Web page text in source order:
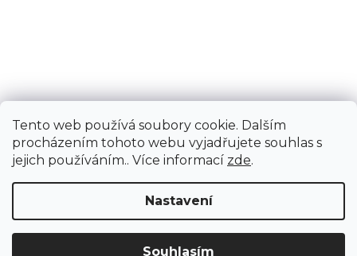
Tento web používá soubory cookie. Dalším
procházením tohoto webu vyjadřujete souhlas s
jejich používáním.. Více informací zde.
Nastavení
Souhlasím
Upozornění: Z důvodu stěhování bude od 3. 8. do 12. 8. ZAVŘENO vč.